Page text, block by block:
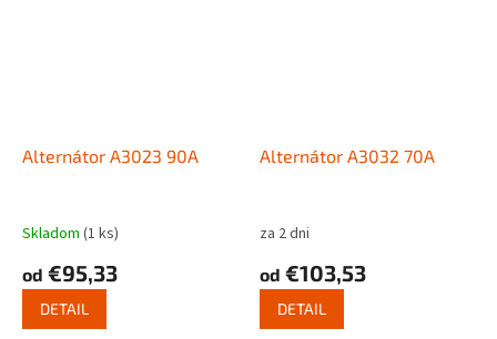
Alternátor A3023 90A
Skladom (1 ks)
od €95,33
DETAIL
Alternátor A3032 70A
za 2 dni
od €103,53
DETAIL